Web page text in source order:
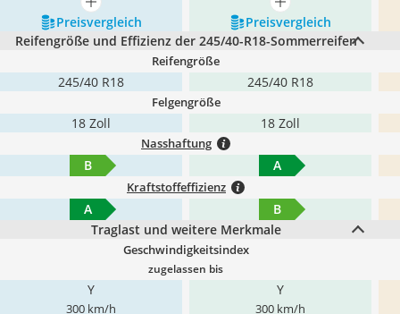
mehr anzeigen
mehr anzeigen
Preis­vergleich
Preis­vergleich
Reifengröße und Effizienz der 245/40-R18-Sommerreifen
Reifengröße
245/40 R18 245/40 R18
Felgengröße
18 Zoll 18 Zoll
Nasshaftung
B A
Kraftstoffeffizienz
A
B
Traglast und weitere Merkmale
Geschwindigkeitsindex
zugelassen bis
Y
300 km/h
Y
300 km/h